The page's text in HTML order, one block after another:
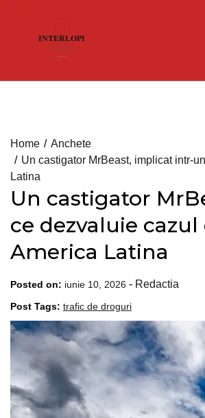
Home
Anchete
Un castigator MrBeast, implicat intr-
Latina
Un castigator
ce dezvaluie
America Latina
Posted on: iunie 10, 2026 - Redactia
Post Tags: trafic de droguri